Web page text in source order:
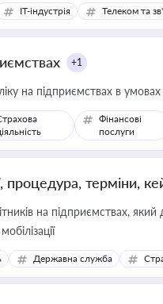
IT-індустрія Телеком та
+1
на підприємствах в
Фінансові
послуги
процедура, терміни,
на підприємствах, який
Державна служба